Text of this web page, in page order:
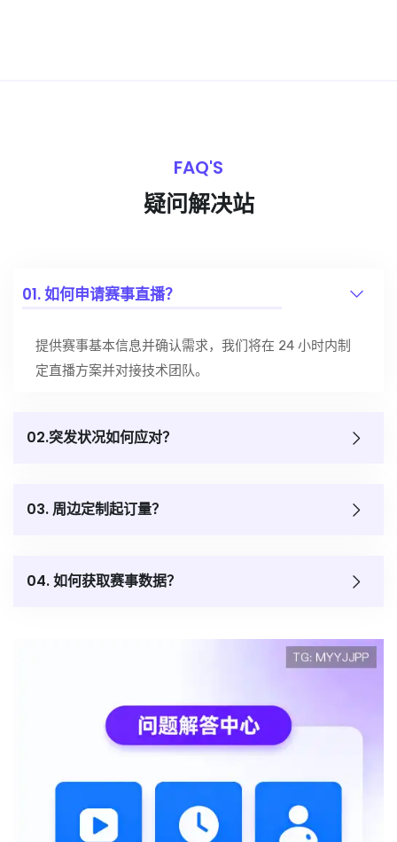
FAQ'S
疑问解决站
01. 如何申请赛事直播？
提供赛事基本信息并确认需求，我们将在 24 小时内制
定直播方案并对接技术团队。
02.突发状况如何应对？
03. 周边定制起订量？
04. 如何获取赛事数据？